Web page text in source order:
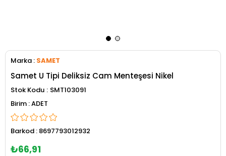
Marka : SAMET
Samet U Tipi Deliksiz Cam Menteşesi Nikel
Stok Kodu
SMT103091
ADET
Barkod : 8697793012932
₺66,91